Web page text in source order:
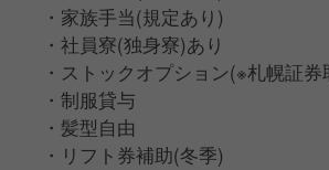
・家族⼿当(規定あり)
・社員寮(独⾝寮)あり
・ストックオプション(※札幌証
・制服貸与
・髪型⾃由
・リフト券補助(冬季)